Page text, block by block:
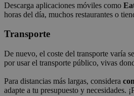
Descarga aplicaciones móviles como
horas del día, muchos restaurantes o
Transporte
De nuevo, el coste del transporte varía
por usar el transporte público, vivas
Para distancias más largas, considera
adapte a tu presupuesto y necesidades.